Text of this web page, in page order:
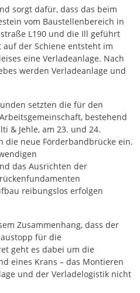
sorgt dafür, dass das beim
vom Baustellenbereich in
L190 und die Ill geführt
der Schiene entsteht im
eine Verladeanlage. Nach
werden Verladeanlage und
setzten die für den
bestehend
& Jehle, am 23. und 24.
die neue Förderbandbrücke ein.
das Ausrichten der
reibungslos erfolgen
Zusammenhang, dass der
für die
geht es dabei um die
eines Krans – das Montieren
und der Verladelogistik nicht